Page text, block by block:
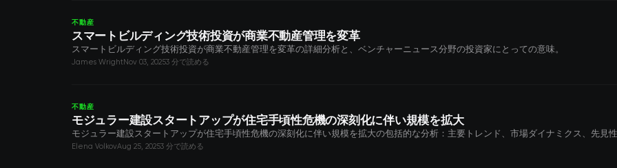
不動産
スマートビルディング技術投資が商業不動産管理を変革
スマートビルディング技術投資が商業不動産管理を変革の詳細分析と、ベンチャーニュース分野の投資家にとっての意味。
James WrightNov 03, 20253 分で読める
不動産
モジュラー建設スタートアップが住宅手頃性危機の深刻化に伴い規模を拡大
モジュラー建設スタートアップが住宅手頃性危機の深刻化に伴い規模を拡大の包括的な分析：主要トレンド、市場ダイナミクス、先見
Elena VolkovAug 25, 20253 分で読める